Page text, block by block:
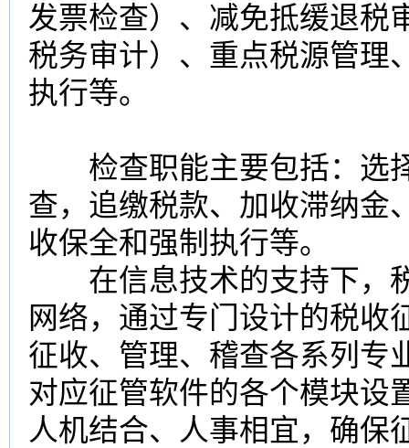
发票检查）、减免抵缓退税
税务审计）、重点税源管理
执行等。
检查职能主要包括：选
查，追缴税款、加收滞纳金
收保全和强制执行等。
在信息技术的支持下，
网络，通过专门设计的税收
征收、管理、稽查各系列专
对应征管软件的各个模块设
人机结合、人事相宜，确保